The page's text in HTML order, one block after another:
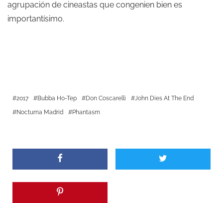
agrupación de cineastas que congenien bien es
importantísimo.
2017 Bubba Ho-Tep Don Coscarelli
John Dies At The End
Nocturna Madrid
Phantasm